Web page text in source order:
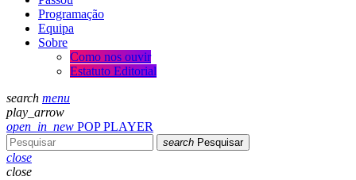
Programação
Equipa
Sobre
Como nos ouvir
Estatuto Editorial
search menu
play_arrow
open_in_new POP PLAYER
search Pesquisar
close
close